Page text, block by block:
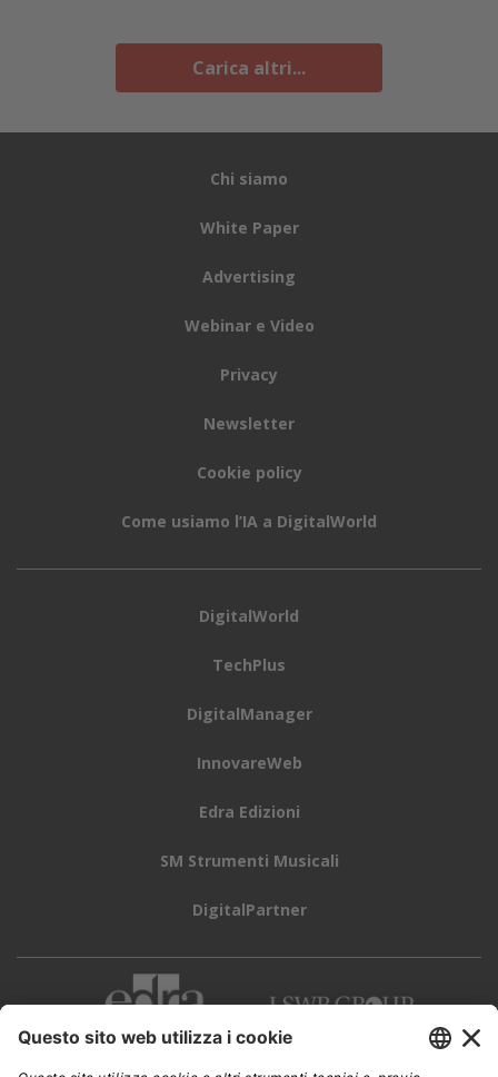
Carica altri...
Chi siamo
White Paper
Advertising
Webinar e Video
Privacy
Newsletter
Cookie policy
Come usiamo l’IA a DigitalWorld
DigitalWorld
TechPlus
DigitalManager
InnovareWeb
Edra Edizioni
SM Strumenti Musicali
DigitalPartner